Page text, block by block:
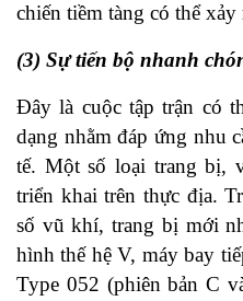
chiến tiềm tàng có thể
(3) Sự tiến bộ nhanh
Đây là cuộc tập trận có
dạng nhằm đáp ứng nhu
tế. Một số loại trang bị,
triển khai trên thực địa.
số vũ khí, trang bị mới
hình thế hệ V, máy bay
Type 052 (phiên bản C